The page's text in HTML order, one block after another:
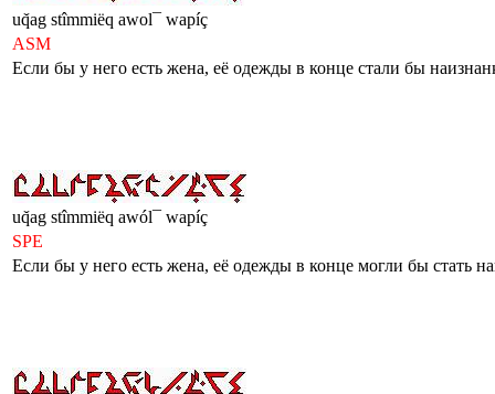
uq̌ag stîmmiëq awol¯ wapíç
ASM
Если бы у него есть жена, её одежды в конце стали бы
uq̌ag stîmmiëq awól¯ wapíç
SPE
Если бы у него есть жена, её одежды в конце могли бы стать